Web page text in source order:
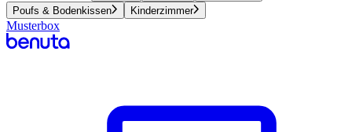
Poufs & Bodenkissen
Kinderzimmer
Musterbox